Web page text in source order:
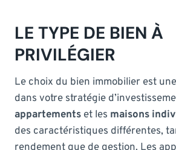
LE TYPE DE BIEN À
PRIVILÉGIER
Le choix du bien immobilier est
dans votre stratégie
appartements et les maisons
des caractéristiques différentes,